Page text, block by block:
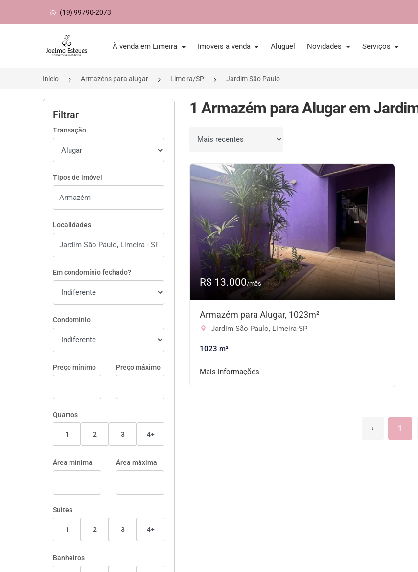
(19) 99790-2073
Página inicial
À venda em Limeira Imóveis à venda Aluguel Novidades Serviços
Início Armazéns para alugar Limeira/SP Jardim São Paulo
Filtrar
Transação
Tipos de imóvel
Localidades
Em condomínio fechado?
Condomínio
Preço mínimo Preço máximo
Quartos
1 2 3 4+
Área mínima Área máxima
Suítes
1 2 3 4+
Banheiros
1 Armazém para Alugar em
Ordenar por
R$ 13.000/mês
Armazém para Alugar, 1023m²
Jardim São Paulo, Limeira-SP
1023 m²
Mais informações
‹ 1